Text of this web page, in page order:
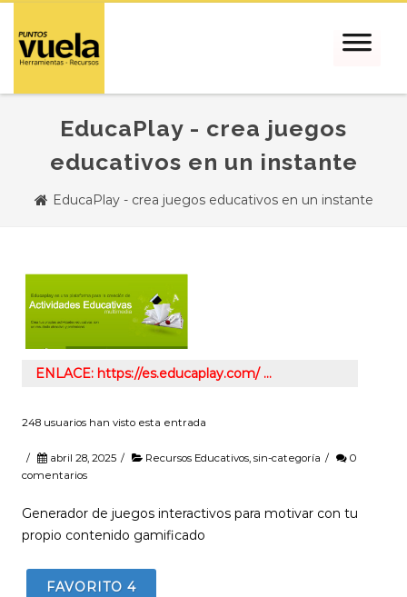
EducaPlay - crea juegos
educativos en un instante
EducaPlay - crea juegos educativos en un instante
ENLACE: https://es.educaplay.com/ …
248 usuarios han visto esta entrada
/ abril 28, 2025 / Recursos Educativos, sin-categoría /
0
comentarios
Generador de juegos interactivos para motivar con tu
propio contenido gamificado
FAVORITO 4